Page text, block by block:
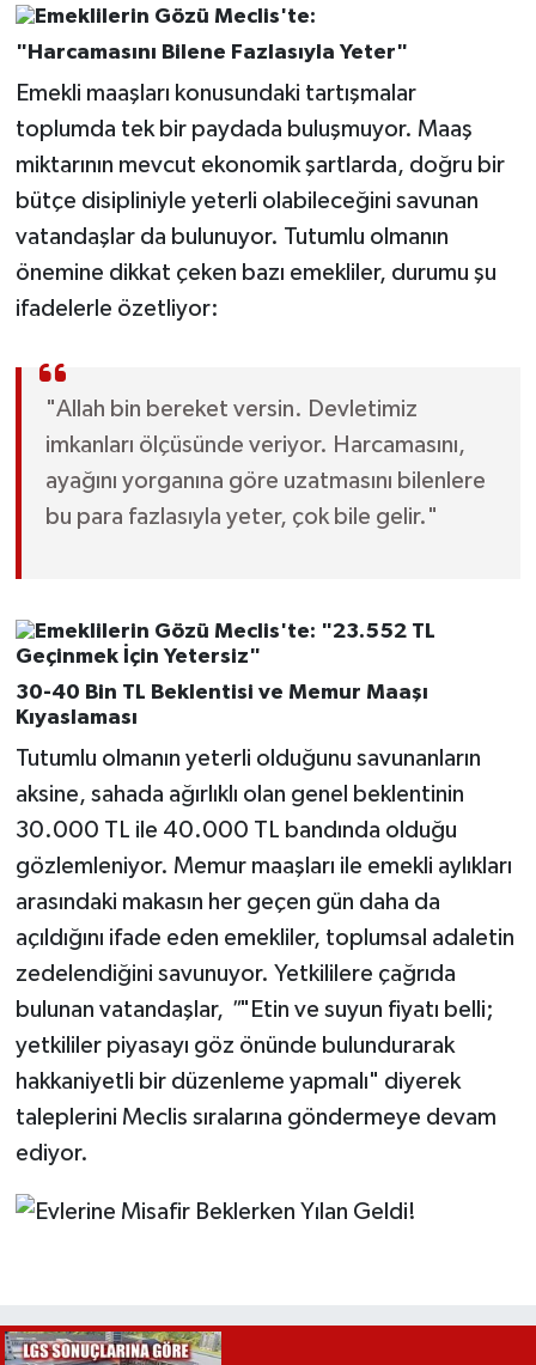
"Harcamasını Bilene Fazlasıyla Yeter"
Emekli maaşları konusundaki tartışmalar
toplumda tek bir paydada buluşmuyor. Maaş
miktarının mevcut ekonomik şartlarda, doğru bir
bütçe disipliniyle yeterli olabileceğini savunan
vatandaşlar da bulunuyor. Tutumlu olmanın
önemine dikkat çeken bazı emekliler, durumu şu
ifadelerle özetliyor:
"Allah bin bereket versin. Devletimiz
imkanları ölçüsünde veriyor. Harcamasını,
ayağını yorganına göre uzatmasını bilenlere
bu para fazlasıyla yeter, çok bile gelir."
30-40 Bin TL Beklentisi ve Memur Maaşı
Kıyaslaması
Tutumlu olmanın yeterli olduğunu savunanların
aksine, sahada ağırlıklı olan genel beklentinin
30.000 TL ile 40.000 TL bandında olduğu
gözlemleniyor. Memur maaşları ile emekli aylıkları
arasındaki makasın her geçen gün daha da
açıldığını ifade eden emekliler, toplumsal adaletin
zedelendiğini savunuyor. Yetkililere çağrıda
bulunan vatandaşlar, ""Etin ve suyun fiyatı belli;
yetkililer piyasayı göz önünde bulundurarak
hakkaniyetli bir düzenleme yapmalı" diyerek
taleplerini Meclis sıralarına göndermeye devam
ediyor.